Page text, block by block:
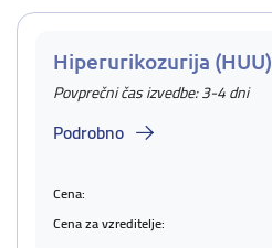
Hiperurikozurija (HUU)
Povprečni čas izvedbe: 3-4 dni
Podrobno
Cena:
Cena za vzreditelje: